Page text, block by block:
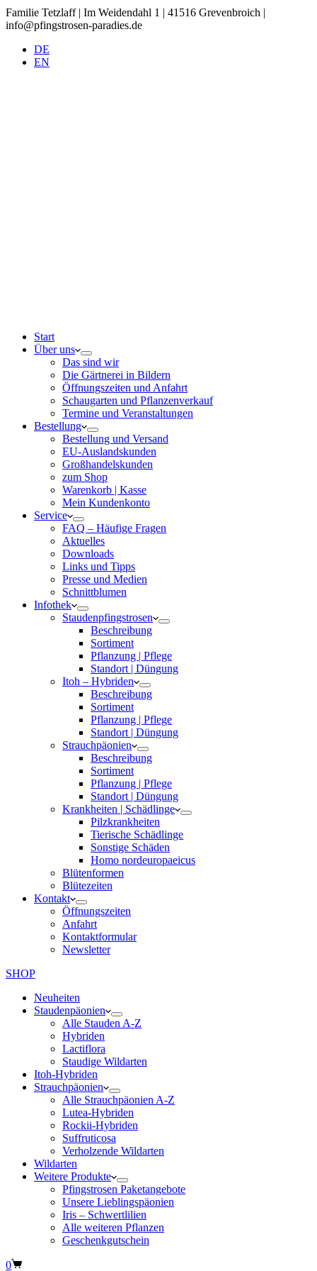
Familie Tetzlaff | Im Weidendahl 1 | 41516 Grevenbroich |
info@pfingstrosen-paradies.de
DE
EN
Start
Über uns
Das sind wir
Die Gärtnerei in Bildern
Öffnungszeiten und Anfahrt
Schaugarten und Pflanzenverkauf
Termine und Veranstaltungen
Bestellung
Bestellung und Versand
EU-Auslandskunden
Großhandelskunden
zum Shop
Warenkorb | Kasse
Mein Kundenkonto
Service
FAQ – Häufige Fragen
Aktuelles
Downloads
Links und Tipps
Presse und Medien
Schnittblumen
Infothek
Staudenpfingstrosen
Beschreibung
Sortiment
Pflanzung | Pflege
Standort | Düngung
Itoh – Hybriden
Beschreibung
Sortiment
Pflanzung | Pflege
Standort | Düngung
Strauchpäonien
Beschreibung
Sortiment
Pflanzung | Pflege
Standort | Düngung
Krankheiten | Schädlinge
Pilzkrankheiten
Tierische Schädlinge
Sonstige Schäden
Homo nordeuropaeicus
Blütenformen
Blütezeiten
Kontakt
Öffnungszeiten
Anfahrt
Kontaktformular
Newsletter
SHOP
Neuheiten
Staudenpäonien
Alle Stauden A-Z
Hybriden
Lactiflora
Staudige Wildarten
Itoh-Hybriden
Strauchpäonien
Alle Strauchpäonien A-Z
Lutea-Hybriden
Rockii-Hybriden
Suffruticosa
Verholzende Wildarten
Wildarten
Weitere Produkte
Pfingstrosen Paketangebote
Unsere Lieblingspäonien
Iris – Schwertlilien
Alle weiteren Pflanzen
Geschenkgutschein
Warenkorb
0